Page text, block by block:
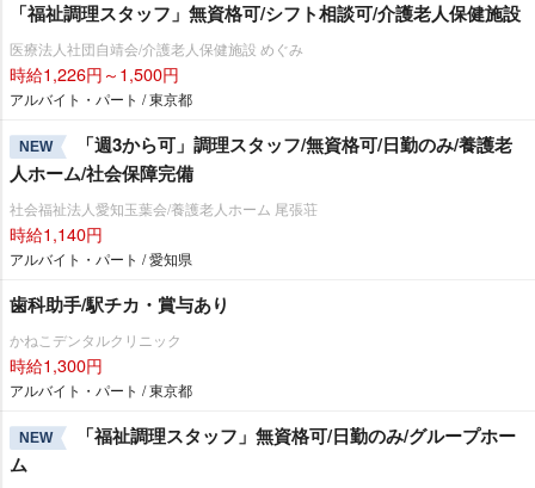
「福祉調理スタッフ」無資格可/シフト相談可/介護老人保健施設
医療法人社団自靖会/介護老人保健施設 めぐみ
時給1,226円～1,500円
アルバイト・パート / 東京都
NEW
「週3から可」調理スタッフ/無資格可/日勤のみ/養護老
人ホーム/社会保障完備
社会福祉法人愛知玉葉会/養護老人ホーム 尾張荘
時給1,140円
アルバイト・パート / 愛知県
歯科助手/駅チカ・賞与あり
かねこデンタルクリニック
時給1,300円
アルバイト・パート / 東京都
NEW
「福祉調理スタッフ」無資格可/日勤のみ/グループホー
ム